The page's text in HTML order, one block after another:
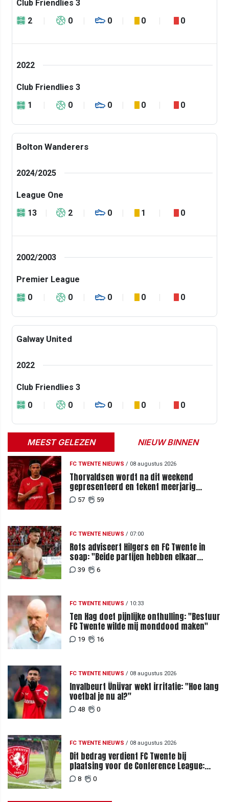
Club Friendlies 3
2
0 0 0 0
2022
Club Friendlies 3
1
0 0 0 0
Bolton Wanderers
2024/2025
League One
13
2 0 1 0
2002/2003
Premier League
0
0 0 0 0
Galway United
2022
Club Friendlies 3
0
0 0 0 0
MEEST GELEZEN NIEUW BINNEN
FC TWENTE NIEUWS / 08 augustus 2026
Thorvaldsen wordt na dit weekend
gepresenteerd en tekent meerjarig
contract bij FC Twente
57 59
FC TWENTE NIEUWS / 07:00
Rots adviseert Hilgers en FC Twente in
soap: "Beide partijen hebben elkaar
teleurgesteld"
39 6
FC TWENTE NIEUWS / 10:33
Ten Hag doet pijnlijke onthulling: "Bestuur
FC Twente wilde mij monddood maken"
19 16
FC TWENTE NIEUWS / 08 augustus 2026
Invalbeurt Ünüvar wekt irritatie: "Hoe lang
voetbal je nu al?"
48 0
FC TWENTE NIEUWS / 08 augustus 2026
Dit bedrag verdient FC Twente bij
plaatsing voor de Conference League:
zoveel loopt het mis bij uitschakeling
8 0